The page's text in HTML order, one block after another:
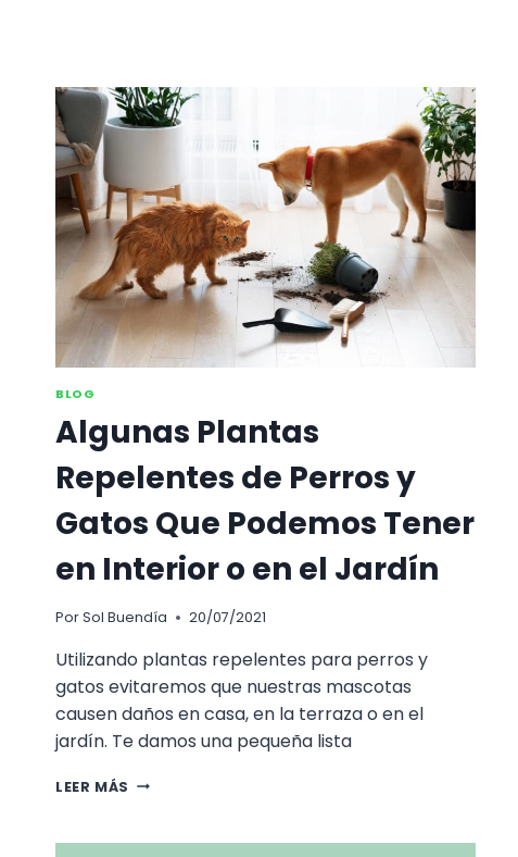
EN
CASA
Y
NUESTRA
COCINA
BLOG
Algunas Plantas
Repelentes de Perros y
Gatos Que Podemos Tener
en Interior o en el Jardín
PorSol Buendía 20/07/2021
Utilizando plantas repelentes para perros y
gatos evitaremos que nuestras mascotas
causen daños en casa, en la terraza o en el
jardín. Te damos una pequeña lista
LEER MÁS ALGUNAS
DE